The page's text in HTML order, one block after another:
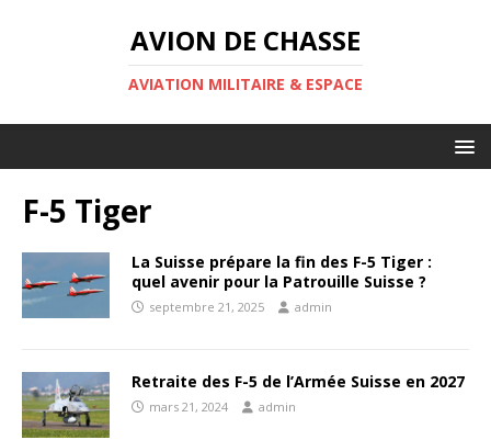
AVION DE CHASSE
AVIATION MILITAIRE & ESPACE
F-5 Tiger
La Suisse prépare la fin des F-5 Tiger :
quel avenir pour la Patrouille Suisse ?
septembre 21, 2025 admin
Retraite des F-5 de l’Armée Suisse en 2027
mars 21, 2024 admin